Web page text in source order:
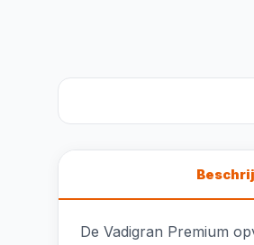
De Vadigran Premium